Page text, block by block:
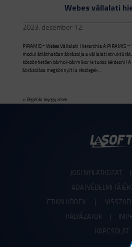
Webes vállalati
2023. december 12.
PIRAMIS™ Webes Vállalati Hierarchia A PIRAMIS
modul átláthatóan ábrázolja a vállalati struktúrát,
köszönhetően bárhol-bármikor le tudsz kérdezni!
ábrázolása megkönnyíti a részlegek...
« Régebbi bejegyzések
JOGI NYILATKOZAT
ADATVÉDELMI
ETIKAI KÓDEX
|
PÁLYÁZATOK |
KAPCSOLAT